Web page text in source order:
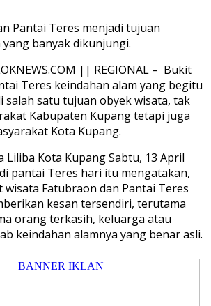
Pantai Teres menjadi tujuan
banyak dikunjungi.
|| REGIONAL – Bukit
Teres keindahan alam yang begitu
salah satu tujuan obyek wisata, tak
Kabupaten Kupang tetapi juga
Kota Kupang.
Liliba Kota Kupang Sabtu, 13 April
pantai Teres hari itu mengatakan,
Fatubraon dan Pantai Teres
kesan tersendiri, terutama
orang terkasih, keluarga atau
keindahan alamnya yang benar asli.